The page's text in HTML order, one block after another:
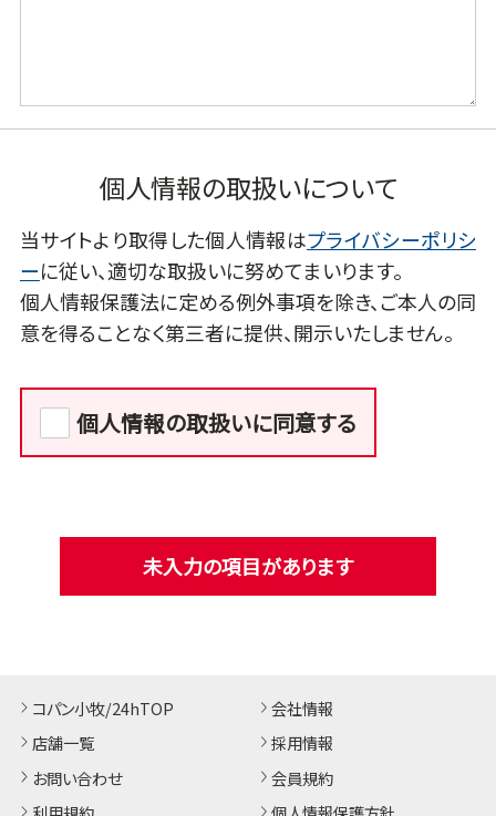
個人情報の取扱いについて
当サイトより取得した個人情報はプライバシーポリシ
ーに従い、適切な取扱いに努めてまいります。
個人情報保護法に定める例外事項を除き、ご本人の同
意を得ることなく第三者に提供、開示いたしません。
個人情報の取扱いに同意する
未入力の項目があります
コパン小牧/24hTOP
店舗一覧
お問い合わせ
会社情報
採用情報
会員規約